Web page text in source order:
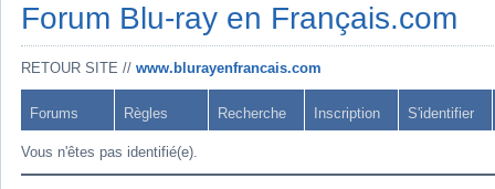
Forum Blu-ray en Français.com
RETOUR SITE // www.blurayenfrancais.com
Forums Règles Recherche Inscription S'identifier
Vous n'êtes pas identifié(e).